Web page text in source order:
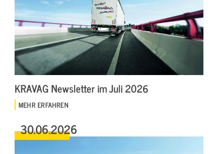
KRAVAG Newsletter im Juli 2026
MEHR ERFAHREN
30.06.2026